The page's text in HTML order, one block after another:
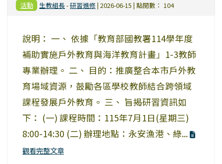
活動 生教組長-研習進修| 2026-06-15 | 點閱數： 104
說明： 一、 依據「教育部國教署114學年度
補助實施戶外教育與海洋教育計畫」1-3教師
專業辦理。 二、 目的：推廣整合本市戶外教
育場域資源，鼓勵各區學校教師結合跨領域
課程發展戶外教育。 三、 旨揭研習資訊如
下： (一) 課程時間：115年7月1日(星期三)
8:00-14:30 (二) 辦理地點：永安漁港、綠...
觀看完整文章